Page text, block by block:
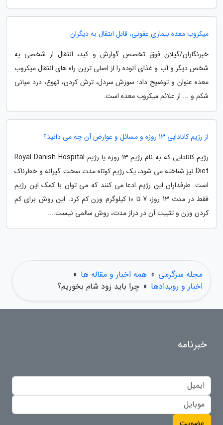
میکروب معده بیماری عفونی، قابل انتقال به دیگران
خبرنگاران/گیلان فوق تخصص گوارش و کبد، انتقال از شخصی به
شخص دیگر و آب و غذای آلوده را از اصلی ترین راه های انتقال میکروب
معده عنوان و توضیح داد: سوزش سردل، ترش کردن، تهوع، درد میانی
شکم و ... از علائم میکروب معده است.
از رژیم کانادایی 13 روزه و مسائل و عوارض آن چه می دانید؟
رژیم کانادایی که به نام رژیم 13 روزه یا رژیم Royal Danish Hospital
Diet نیز شناخته می شود، یک رژیم کوتاه مدت سخت گیرانه و خطرناک
است. طرفداران این رژیم ادعا می کنند که می توان با کمک این رژیم
فقط در مدت 13 روز، 7 تا 10 کیلوگرم وزن کم کرد. این روش برای کم
کردن وزن و تثبیت آن در دراز مدت، روش سالمی نیست....
مجله سرگرمی » همه اخبار و مقاله ها »
اخبار و رویدادها » چرا باید زود شام بخوریم؟
خبرنامه